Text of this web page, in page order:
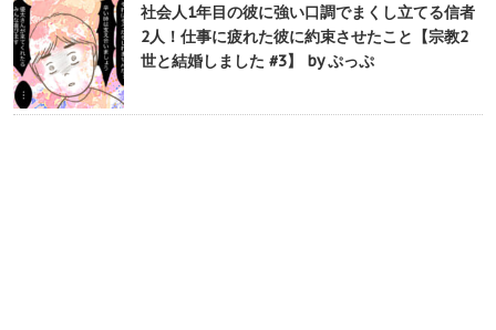
社会人1年目の彼に強い口調でまくし立てる信者
2人！仕事に疲れた彼に約束させたこと【宗教2
世と結婚しました #3】 by ぷっぷ